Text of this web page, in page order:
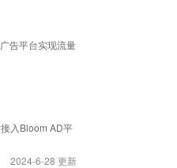
告平台实现流量
入Bloom AD平
2024-6-28 更新